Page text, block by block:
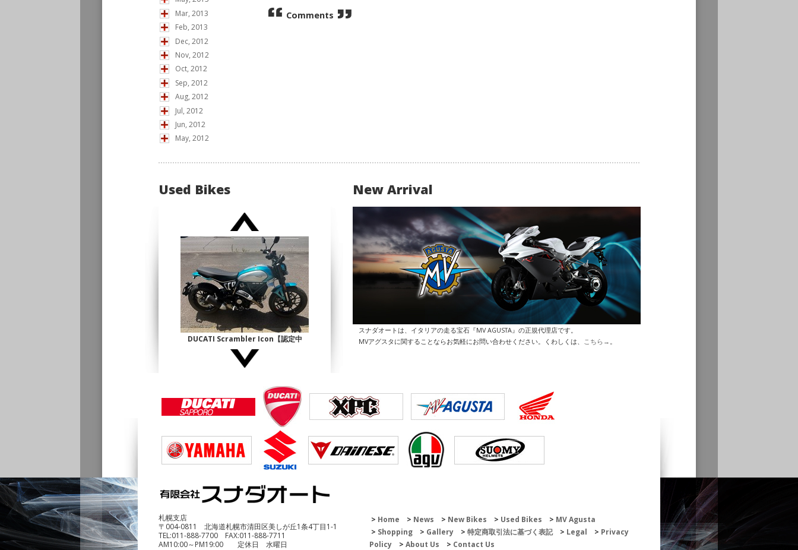
Mar, 2013
Feb, 2013
Dec, 2012
Nov, 2012
Oct, 2012
Sep, 2012
Aug, 2012
Jul, 2012
Jun, 2012
May, 2012
Comments
Used Bikes
DUCATI Scrambler Icon【認定中
古】
¥1,140,000
¥690,000
New Arrival
スナダオートは、イタリアの走る宝石『MV AGUSTA』の正規代理店です。
MVアグスタに関することならお気軽にお問い合わせください。くわしくは、 こちら→ 。
札幌支店
〒004-0811 北海道札幌市清田区美しが丘1条4丁目1-1
TEL:011-888-7700 FAX:011-888-7711
AM10:00～PM19:00 定休日 水曜日
Home News New Bikes Used Bikes
MV Agusta
Shopping
Gallery 特定商取引法に基づく表記 Legal
Privacy
Policy
About Us Contact Us